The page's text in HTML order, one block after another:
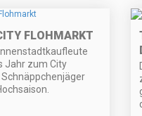
FLOHMARKT
Jahr zum City
Schnäppchenjäger